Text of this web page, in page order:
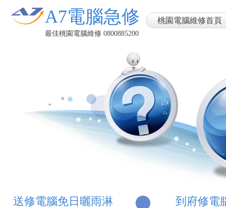
桃園電腦維修首頁
A7電腦急修
最佳桃園電腦維修 0800885200
送修電腦免日曬雨淋 到府修電